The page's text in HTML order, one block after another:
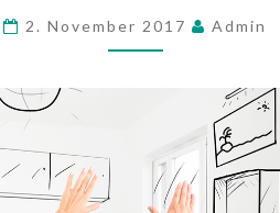
AV
2. November 2017 Admin